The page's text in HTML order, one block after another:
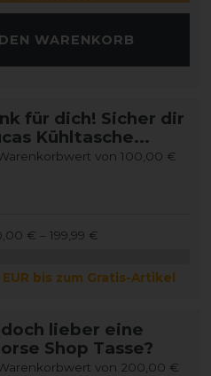
WARENKORB
für dich! Sicher dir
Kühltasche...
von 100,00 €
€ – 199,99 €
bis zum Gratis-Artikel
lieber eine
Shop Tasse?
von 200,00 €